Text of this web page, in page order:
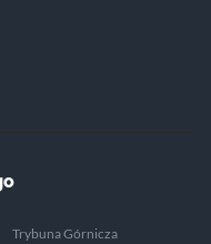
Trybuna Górnicza